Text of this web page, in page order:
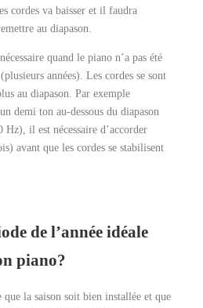
cordes va baisser et il faudra
au diapason.
quand le piano n’a pas été
années). Les cordes se sont
au diapason. Par exemple
demi ton au-dessous du diapason
il est nécessaire d’accorder
avant que les cordes se stabilisent
de l’année idéale
piano?
la saison soit bien installée et que